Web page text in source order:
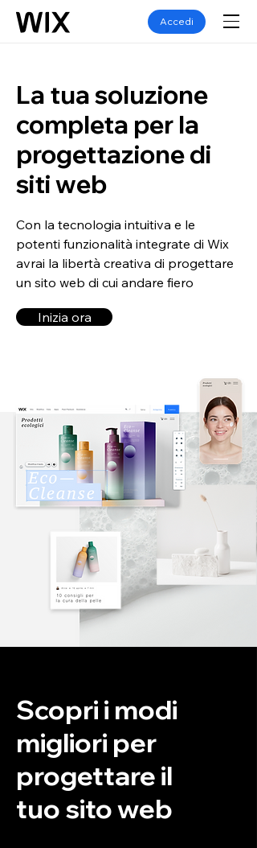
Accedi
La tua soluzione
completa per la
progettazione di
siti web
Con la tecnologia intuitiva e le
potenti funzionalità integrate di Wix
avrai la libertà creativa di progettare
un sito web di cui andare fiero
Inizia ora
Scopri i modi
migliori per
progettare il
tuo sito web